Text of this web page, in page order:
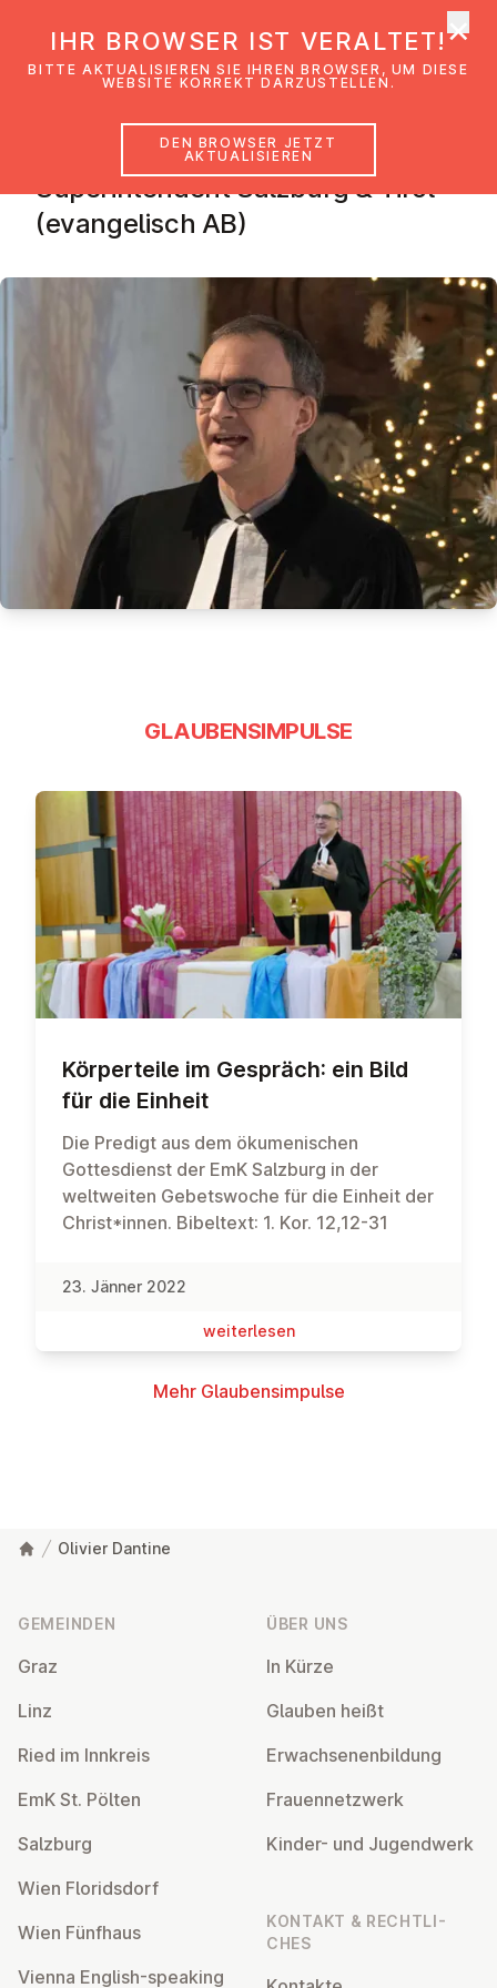
Olivier Dantine
Superintendent Salzburg & Tirol
(evangelisch AB)
GLAUBENSIMPULSE
Kör­per­tei­le im Gespräch: ein Bild
für die Einheit
Die Predigt aus dem ökumenischen
Gottesdienst der EmK Salzburg in der
weltweiten Gebetswoche für die Einheit der
Christ*innen. Bibeltext: 1. Kor. 12,12-31
23. Jänner 2022
wei­ter­le­sen
Mehr Glau­bens­im­pul­se
Olivier Dantine
GEMEINDEN
Graz
Linz
Ried im Innkreis
EmK St. Pölten
Salzburg
Wien Flo­rids­dorf
Wien Fünfhaus
Vienna English-speaking
ÜBER UNS
In Kürze
Glauben heißt
Er­wach­se­nen­bil­dung
Frau­en­netz­werk
Kinder- und Ju­gend­werk
KONTAKT & RECHT­LI­
CHES
IHR BROWSER IST VERALTET!
BITTE AKTUALISIEREN SIE IHREN BROWSER, UM DIESE
WEBSITE KORREKT DARZUSTELLEN.
DEN BROWSER JETZT
AKTUALISIEREN
×